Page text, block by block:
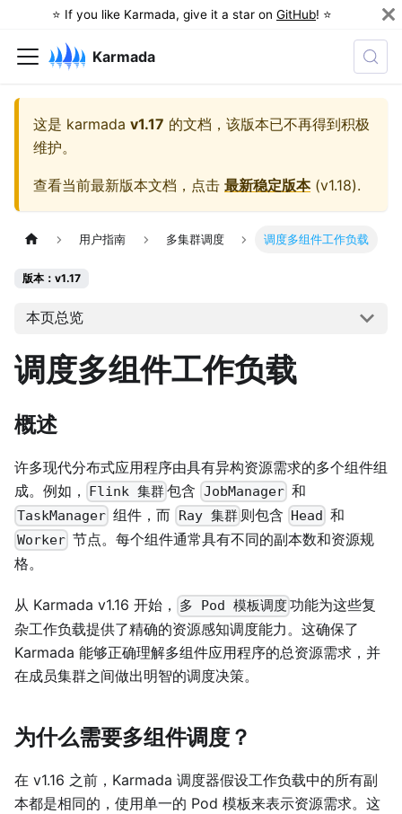
⭐️ If you like Karmada, give it a star on GitHub! ⭐️
Karmada
这是 karmada v1.17 的文档，该版本已不再得到积极
维护。
查看当前最新版本文档，点击 最新稳定版本(v1.18).
用户指南 多集群调度 调度多组件工作负载
版本：v1.17
本页总览
调度多组件工作负载
概述
许多现代分布式应用程序由具有异构资源需求的多个组件组
成。例如，
Flink 集群包含 JobManager和
TaskManager 组件，而 Ray 集群则包含 Head 和
Worker 节点。每个组件通常具有不同的副本数和资源规
格。
从 Karmada v1.16 开始， 多 Pod 模板调度功能为这些复
杂工作负载提供了精确的资源感知调度能力。这确保了
Karmada 能够正确理解多组件应用程序的总资源需求，并
在成员集群之间做出明智的调度决策。
为什么需要多组件调度？
在 v1.16 之前，Karmada 调度器假设工作负载中的所有副
本都是相同的，使用单一的 Pod 模板来表示资源需求。这